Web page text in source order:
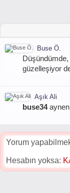
Buse Ö.
güzelleşiyor
Aşık Ali
buse34
Yorum
Hesabın yoksa: